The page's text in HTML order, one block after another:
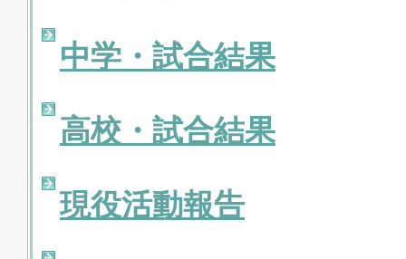
中学・試合結果
高校・試合結果
現役活動報告